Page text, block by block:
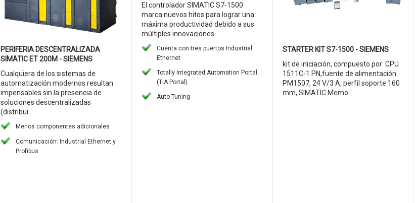
PERIFERIA DESCENTRALIZADA
SIMATIC ET 200M - SIEMENS
Cualquiera de los sistemas de
automatización modernos resultan
impensables sin la presencia de
soluciones descentralizadas
(distribui...
Menos componentes adicionales
Comunicación: Industrial Ethernet y
Profibus
El controlador SIMATIC S7-1500
marca nuevos hitos para lograr una
máxima productividad debido a sus
múltiples innovaciones....
Cuenta con tres puertos Industrial
Ethernet
Totally Integrated Automation Portal
(TIA Portal).
Auto-Tuning
STARTER KIT S7-1500 - SIEMENS
kit de iniciación, compuesto por: CPU
1511C-1 PN,fuente de alimentación
PM1507, 24 V/3 A, perfil soporte 160
mm, SIMATIC Memo...